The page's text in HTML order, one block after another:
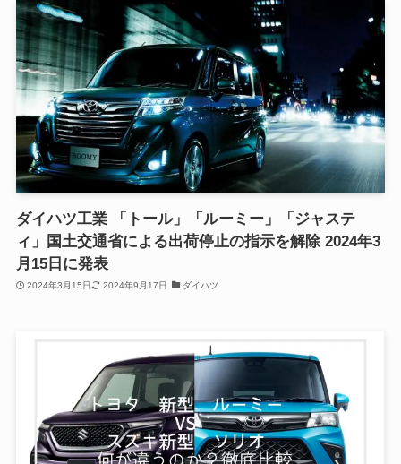
ダイハツ工業 「トール」「ルーミー」「ジャステ
ィ」国土交通省による出荷停止の指示を解除 2024年3
月15日に発表
2024年3月15日 2024年9月17日 ダイハツ